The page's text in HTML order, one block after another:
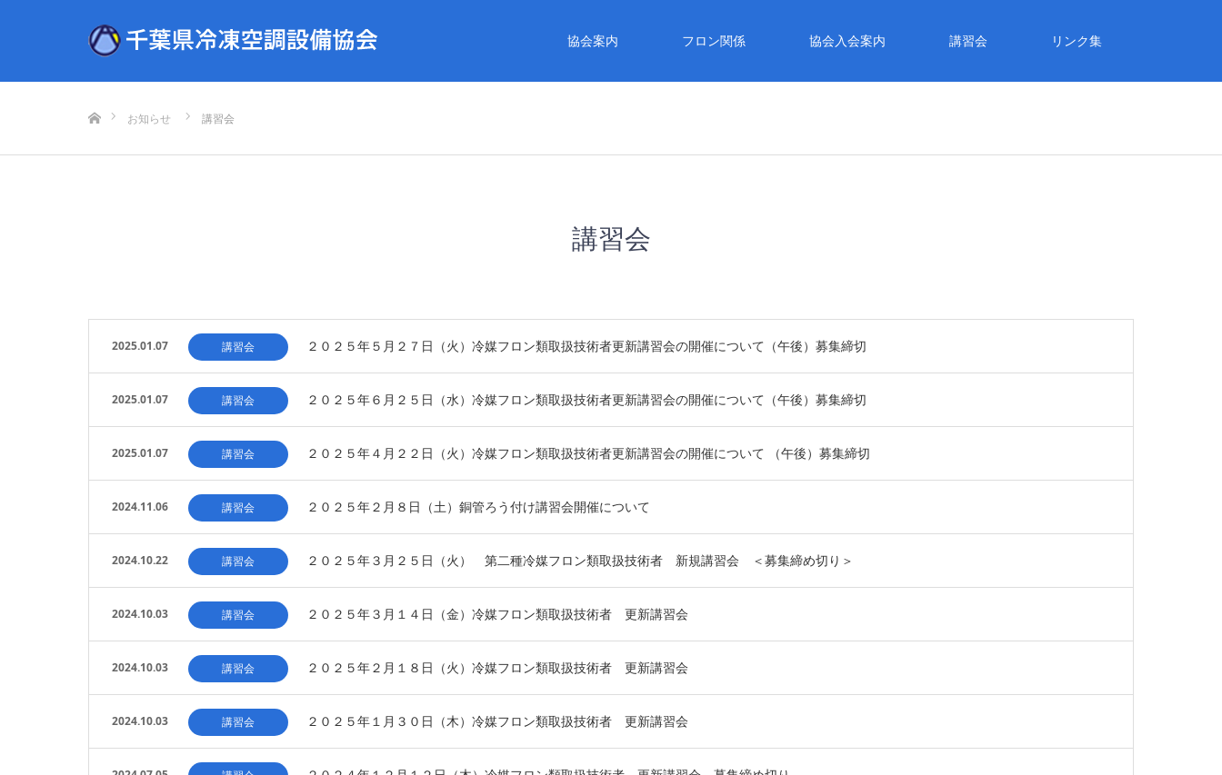
協会案内 フロン関係 協会入会案内 講習会 リンク集
お知らせ
講習会
講習会
2025.01.07 講習会 ２０２５年５月２７日（火）冷媒フロン類取扱技術者更新講習会の開催について（午後）募集締切
2025.01.07 講習会 ２０２５年６月２５日（水）冷媒フロン類取扱技術者更新講習会の開催について（午後）募集締切
2025.01.07 講習会 ２０２５年４月２２日（火）冷媒フロン類取扱技術者更新講習会の開催について （午後）募集締切
2024.11.06 講習会 ２０２５年２月８日（土）銅管ろう付け講習会開催について
2024.10.22 講習会 ２０２５年３月２５日（火） 第二種冷媒フロン類取扱技術者 新規講習会 ＜募集締め切り＞
2024.10.03 講習会 ２０２５年３月１４日（金）冷媒フロン類取扱技術者 更新講習会
2024.10.03 講習会 ２０２５年２月１８日（火）冷媒フロン類取扱技術者 更新講習会
2024.10.03 講習会 ２０２５年１月３０日（木）冷媒フロン類取扱技術者 更新講習会